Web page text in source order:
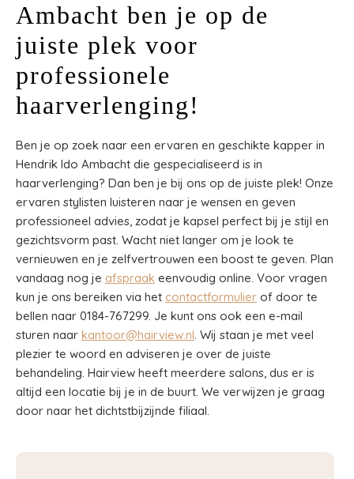
Ambacht ben je op de
juiste plek voor
professionele
haarverlenging!
Ben je op zoek naar een ervaren en geschikte kapper in
Hendrik Ido Ambacht die gespecialiseerd is in
haarverlenging? Dan ben je bij ons op de juiste plek! Onze
ervaren stylisten luisteren naar je wensen en geven
professioneel advies, zodat je kapsel perfect bij je stijl en
gezichtsvorm past. Wacht niet langer om je look te
vernieuwen en je zelfvertrouwen een boost te geven. Plan
vandaag nog je afspraak eenvoudig online. Voor vragen
kun je ons bereiken via het contactformulier of door te
bellen naar 0184-767299. Je kunt ons ook een e-mail
sturen naar kantoor@hairview.nl. Wij staan je met veel
plezier te woord en adviseren je over de juiste
behandeling. Hairview heeft meerdere salons, dus er is
altijd een locatie bij je in de buurt. We verwijzen je graag
door naar het dichtstbijzijnde filiaal.